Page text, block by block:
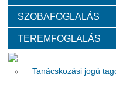
Szervezeti felépítése
Választott vezetők
Tanácskozási jogú
SZOBAFOGLALÁS
TEREMFOGLALÁS